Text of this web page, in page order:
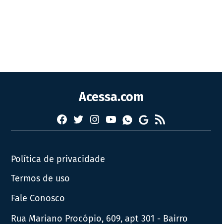
Acessa.com
Facebook
TwitterInstagram
YouTubeWhatsapp
Google
News
RSS
Política de privacidade
Termos de uso
Fale Conosco
Rua Mariano Procópio, 609, apt 301 - Bairro